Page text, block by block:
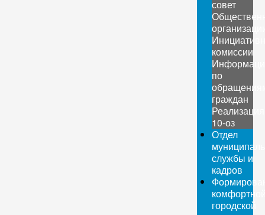
совет
комиссии
по
граждан
Реализация
10-оз
Отдел
службы и
кадров
городской